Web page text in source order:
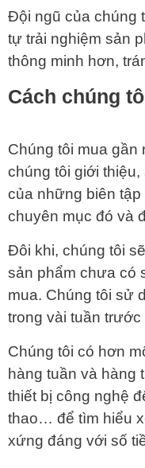
Đội ngũ của chúng
tự trải nghiệm sản
thông minh hơn,
Cách chúng
Chúng tôi mua gần
chúng tôi giới
của những biên
chuyên mục đó và
Đôi khi, chúng tôi
sản phẩm chưa có
mua. Chúng tôi sử
trong vài tuần
Chúng tôi có hơn
hàng tuần và hàng
thiết bị công nghệ
thao… để tìm hiểu
xứng đáng với số